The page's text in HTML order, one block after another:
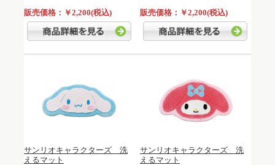
販売価格：￥2,200(税込) 販売価格：￥2,200(税込)
サンリオキャラクターズ 洗
えるマット
サンリオキャラクターズ 洗
えるマット